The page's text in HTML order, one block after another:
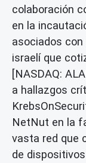
colaboración
en la
asociados
israelí que
[NASDAQ:
a hallazgos
NetNut en la
vasta red que
de